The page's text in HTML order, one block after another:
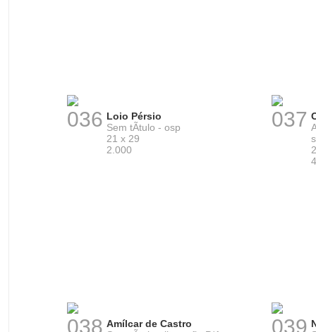
036 Loio Pérsio
Sem tÃ­tulo - osp
21 x 29
2.000
037
038 Amílcar de Castro
039